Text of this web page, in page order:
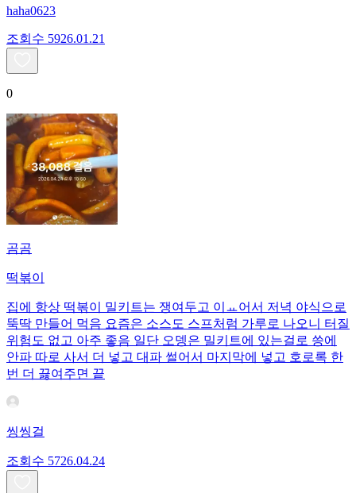
haha0623
조회수 5926.01.21
0
곰곰
떡볶이
집에 항상 떡볶이 밀키트는 쟁여두고 이ㅛ어서 저녁 야식으로
뚝딱 만들어 먹음 요즘은 소스도 스프처럼 가루로 나오니 터질
위험도 없고 아주 좋음 일단 오뎅은 밀키트에 있는걸로 씅에
안파 따로 사서 더 넣고 대파 썰어서 마지막에 넣고 호로록 한
번 더 끓여주면 끝
씽씽걸
조회수 5726.04.24